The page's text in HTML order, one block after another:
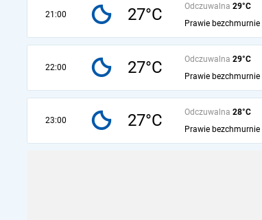
21:00 27°C Odczuwalna 29°C
Prawie bezchmurnie
22:00 27°C Odczuwalna 29°C
Prawie bezchmurnie
23:00 27°C Odczuwalna 28°C
Prawie bezchmurnie